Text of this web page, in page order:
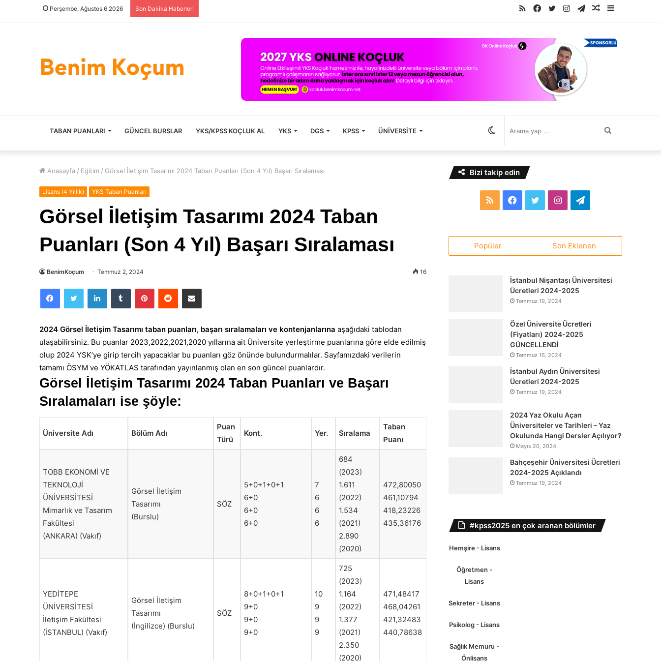
Perşembe, Ağustos 6 2026 Son Dakika Haberleri
Kenar
Bölmesi
Rastgele
Makale
Telegram
Instagram
Twitter
Facebook
RSS
ANASAYFA
TABAN PUANLARI GÜNCEL BURSLAR YKS/KPSS KOÇLUK AL YKS DGS KPSS ÜNIVERSITE
değiştir
Anasayfa / Eğitim / Görsel İletişim Tasarımı 2024 Taban Puanları (Son 4 Yıl) Başarı Sıralaması
Lisans (4 Yıllık) YKS Taban Puanları
Görsel İletişim Tasarımı 2024 Taban
Puanları (Son 4 Yıl) Başarı Sıralaması
BenimKoçum Temmuz 2, 2024 16
FacebookTwitter LinkedInTumblr PinterestReddit E-Posta ile paylaş
2024 Görsel İletişim Tasarımı taban puanları, başarı sıralamaları ve kontenjanlarına aşağıdaki tablodan
ulaşabilirsiniz. Bu puanlar 2023,2022,2021,2020 yıllarına ait Üniversite yerleştirme puanlarına göre elde edilmiş
olup 2024 YSK’ye girip tercih yapacaklar bu puanları göz önünde bulundurmalılar. Sayfamızdaki verilerin
tamamı ÖSYM ve YÖKATLAS tarafından yayınlanmış olan en son güncel puanlardır.
Görsel İletişim Tasarımı 2024 Taban Puanları ve Başarı
Sıralamaları ise şöyle:
Üniversite Adı Bölüm Adı
Puan
Türü
Kont. Yer. Sıralama
Taban
Puanı
TOBB EKONOMİ VE
TEKNOLOJİ
ÜNİVERSİTESİ
Mimarlık ve Tasarım
Fakültesi
(ANKARA) (Vakıf)
Görsel İletişim
Tasarımı
(Burslu)
SÖZ
5+0+1+0+1
6+0
6+0
6+0
7
6
6
6
684
(2023)
1.611
(2022)
1.534
(2021)
2.890
(2020)
472,80050
461,10794
418,23226
435,36176
YEDİTEPE
ÜNİVERSİTESİ
İletişim Fakültesi
(İSTANBUL) (Vakıf)
Görsel İletişim
Tasarımı
(İngilizce) (Burslu)
SÖZ
8+0+1+0+1
9+0
9+0
9+0
10
9
9
9
725
(2023)
1.164
(2022)
1.377
(2021)
2.350
(2020)
471,48417
468,04261
421,32483
440,78638
Bizi takip edin
RSS Facebook
TwitterInstagramTelegram
Popüler Son Eklenen
İstanbul Nişantaşı Üniversitesi
Ücretleri 2024-2025
Temmuz 19, 2024
Özel Üniversite Ücretleri
(Fiyatları) 2024-2025
GÜNCELLENDİ
Temmuz 16, 2024
İstanbul Aydın Üniversitesi
Ücretleri 2024-2025
Temmuz 19, 2024
2024 Yaz Okulu Açan
Üniversiteler ve Tarihleri – Yaz
Okulunda Hangi Dersler Açılıyor?
Mayıs 20, 2024
Bahçeşehir Üniversitesi Ücretleri
2024-2025 Açıklandı
Temmuz 19, 2024
#kpss2025 en çok aranan bölümler
Hemşire - Lisans
Öğretmen -
Lisans
Sekreter - Lisans
Psikolog - Lisans
Sağlık Memuru -
Önlisans